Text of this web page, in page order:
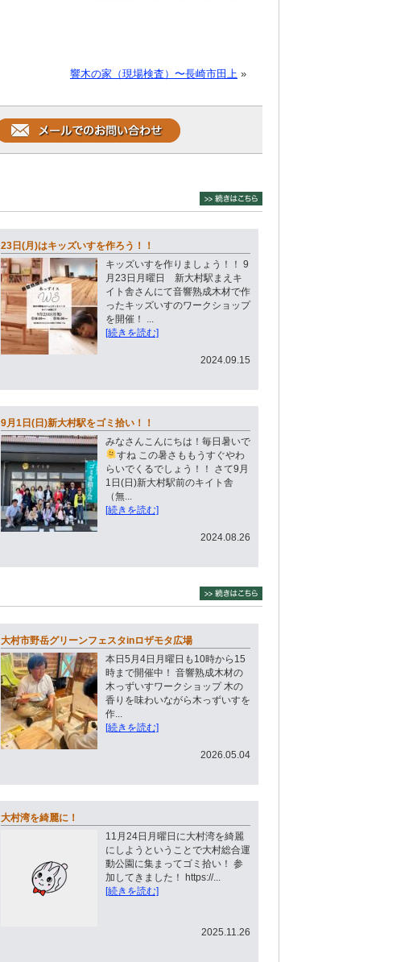
響木の家（現場検査）〜長崎市田上 »
23日(月)はキッズいすを作ろう！！
キッズいすを作りましょう！！ 9
月23日月曜日 新大村駅まえキ
イト舎さんにて音響熟成木材で作
ったキッズいすのワークショップ
を開催！ ...
[続きを読む]
2024.09.15
9月1日(日)新大村駅をゴミ拾い！！
みなさんこんにちは！毎日暑いで
すねこの暑さももうすぐやわ
らいでくるでしょう！！ さて9月
1日(日)新大村駅前のキイト舎
（無...
[続きを読む]
2024.08.26
大村市野岳グリーンフェスタinロザモタ広場
本日5月4日月曜日も10時から15
時まで開催中！ 音響熟成木材の
木っずいすワークショップ 木の
香りを味わいながら木っずいすを
作...
[続きを読む]
2026.05.04
大村湾を綺麗に！
11月24日月曜日に大村湾を綺麗
にしようということで大村総合運
動公園に集まってゴミ拾い！ 参
加してきました！ https://...
[続きを読む]
2025.11.26